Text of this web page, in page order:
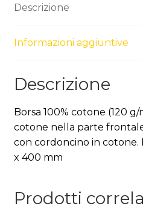
Descrizione
Informazioni aggiuntive
Descrizione
Borsa 100% cotone (120
cotone nella parte
con cordoncino in cotone.
x 400 mm
Prodotti